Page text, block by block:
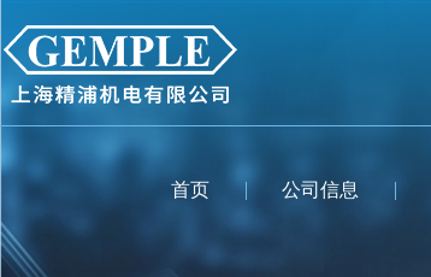
首页 公司信息